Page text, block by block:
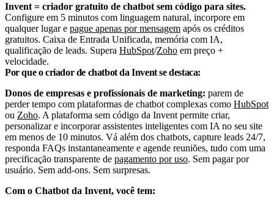
Invent = criador gratuito de chatbot sem código para sites.
Configure em 5 minutos com linguagem natural, incorpore em
qualquer lugar e pague apenas por mensagem após os créditos
gratuitos. Caixa de Entrada Unificada, memória com IA,
qualificação de leads. Supera HubSpot/Zoho em preço +
velocidade.
Por que o criador de chatbot da Invent se destaca:
Donos de empresas e profissionais de marketing: parem de
perder tempo com plataformas de chatbot complexas como HubSpot
ou Zoho. A plataforma sem código da Invent permite criar,
personalizar e incorporar assistentes inteligentes com IA no seu site
em menos de 10 minutos. Vá além dos chatbots, capture leads 24/7,
responda FAQs instantaneamente e agende reuniões, tudo com uma
precificação transparente de pagamento por uso. Sem pagar por
usuário. Sem add-ons. Sem surpresas.
Com o Chatbot da Invent, você tem: